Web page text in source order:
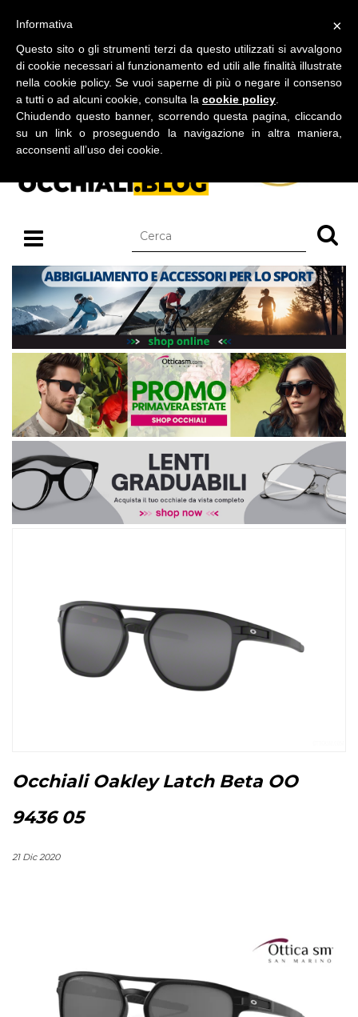
BLOG SU OCCHIALI DA SOLE E OCCHIALI DA VISTA
Occhiali Oakley Latch Beta OO
9436 05
21 Dic 2020
×
Informativa
Questo sito o gli strumenti terzi da questo utilizzati si avvalgono
di cookie necessari al funzionamento ed utili alle finalità illustrate
nella cookie policy. Se vuoi saperne di più o negare il consenso
a tutti o ad alcuni cookie, consulta la cookie policy
Chiudendo questo banner, scorrendo questa pagina, cliccando
su un link o proseguendo la navigazione in altra maniera,
acconsenti all’uso dei cookie.